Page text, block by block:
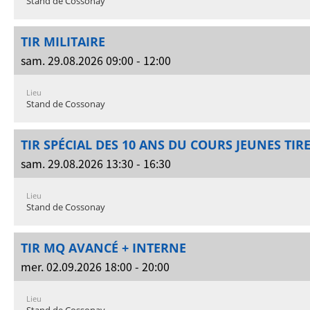
TIR MILITAIRE
sam. 29.08.2026 09:00 - 12:00
Lieu
Stand de Cossonay
TIR SPÉCIAL DES 10 ANS DU COURS JEUNES
sam. 29.08.2026 13:30 - 16:30
Lieu
Stand de Cossonay
TIR MQ AVANCÉ + INTERNE
mer. 02.09.2026 18:00 - 20:00
Lieu